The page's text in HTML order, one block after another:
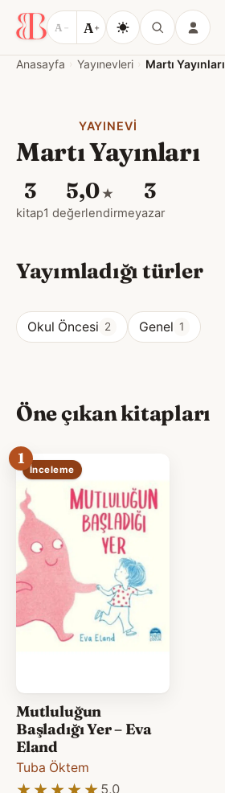
A − A+
Anasayfa Yayınevleri Martı Yayınları
YAYINEVI
Martı Yayınları
3
kitap
5,0 ★
1 değerlendirme
3
yazar
Yayımladığı türler
Okul Öncesi 2 Genel 1
Öne çıkan kitapları
1
İnceleme
Mutluluğun
Başladığı Yer – Eva
Eland
Tuba Öktem
5,0